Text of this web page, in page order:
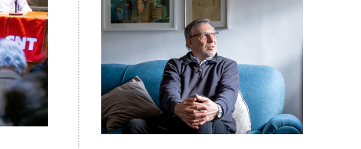
Imagen